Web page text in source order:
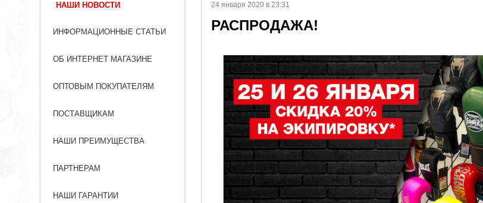
НАШИ НОВОСТИ
ИНФОРМАЦИОННЫЕ СТАТЬИ
ОБ ИНТЕРНЕТ МАГАЗИНЕ
ОПТОВЫМ ПОКУПАТЕЛЯМ
ПОСТАВЩИКАМ
НАШИ ПРЕИМУЩЕСТВА
ПАРТНЕРАМ
НАШИ ГАРАНТИИ
24 января 2020 в 23:31
РАСПРОДАЖА!